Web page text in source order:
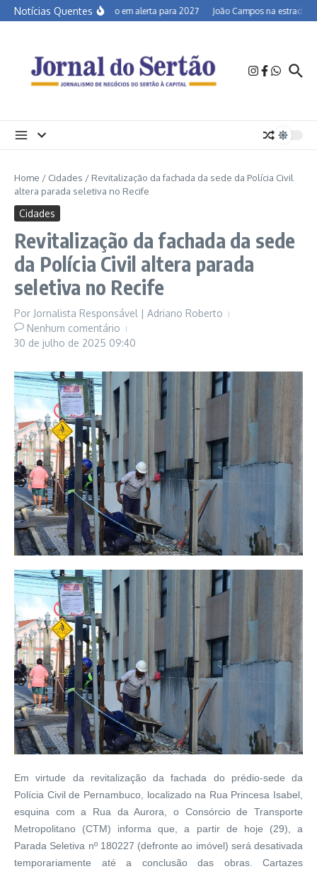
Ir para o conteúdo
Notícias QuentesSemiárido em alerta para 2027 João Campos na estrada e
Home / Cidades / Revitalização da fachada da sede da Polícia Civil
altera parada seletiva no Recife
Cidades
Revitalização da fachada da sede
da Polícia Civil altera parada
seletiva no Recife
Por Jornalista Responsável | Adriano Roberto
Nenhum comentário
30 de julho de 2025 09:40
Em virtude da revitalização da fachada do prédio-sede da
Polícia Civil de Pernambuco, localizado na Rua Princesa Isabel,
esquina com a Rua da Aurora, o Consórcio de Transporte
Metropolitano (CTM) informa que, a partir de hoje (29), a
Parada Seletiva nº 180227 (defronte ao imóvel) será desativada
temporariamente até a conclusão das obras. Cartazes